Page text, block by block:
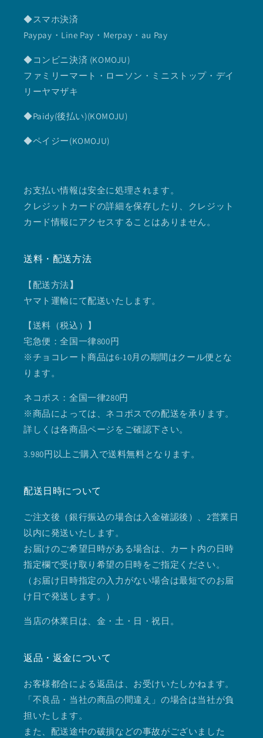
◆スマホ決済
Paypay・Line Pay・Merpay・au Pay
◆コンビニ決済 (KOMOJU)
ファミリーマート・ローソン・ミニストップ・デイ
リーヤマザキ
◆Paidy(後払い)(KOMOJU)
◆ペイジー(KOMOJU)
お支払い情報は安全に処理されます。
クレジットカードの詳細を保存したり、クレジット
カード情報にアクセスすることはありません。
送料・配送方法
【配送方法】
ヤマト運輸にて配送いたします。
【送料（税込）】
宅急便：全国一律800円
※チョコレート商品は6-10月の期間はクール便とな
ります。
ネコポス：全国一律280円
※商品によっては、ネコポスでの配送を承ります。
詳しくは各商品ページをご確認下さい。
3.980円以上ご購入で送料無料となります。
配送日時について
ご注文後（銀行振込の場合は入金確認後）、2営業日
以内に発送いたします。
お届けのご希望日時がある場合は、カート内の日時
指定欄で受け取り希望の日時をご指定ください。
（お届け日時指定の入力がない場合は最短でのお届
け日で発送します。）
当店の休業日は、金・土・日・祝日。
返品・返金について
お客様都合による返品は、お受けいたしかねます。
「不良品・当社の商品の間違え」の場合は当社が負
担いたします。
また、配送途中の破損などの事故がございました